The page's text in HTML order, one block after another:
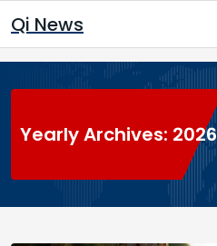
to
content
Qi News
Yearly Archives: 2026